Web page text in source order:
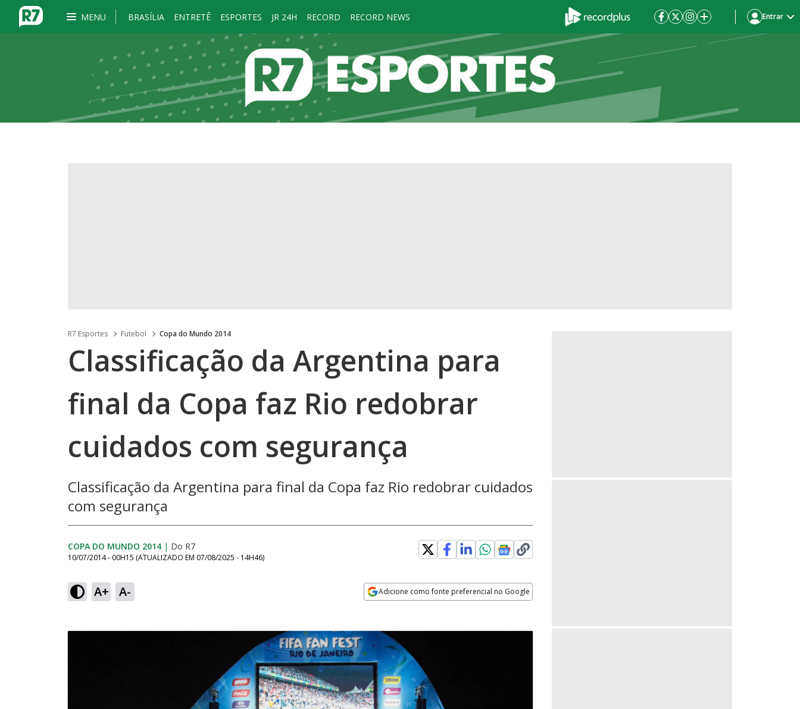
MENU BRASÍLIA ENTRETÊ ESPORTES JR 24H RECORD RECORD NEWS Entrar
R7 Esportes Futebol Copa do Mundo 2014
Classificação da Argentina para
final da Copa faz Rio redobrar
cuidados com segurança
Classificação da Argentina para final da Copa faz Rio redobrar cuidados
com segurança
COPA DO MUNDO 2014 | Do R7
10/07/2014 - 00H15 (ATUALIZADO EM 07/08/2025 - 14H46)
A+ A- Adicione como fonte preferencial no Google